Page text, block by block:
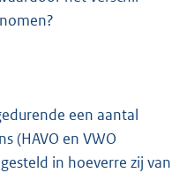
een aantal
(HAVO en VWO
in hoeverre zij van